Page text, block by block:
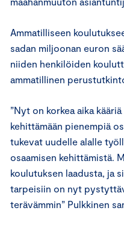
Ammatilliseen
sadan miljoonan euron
niiden henkilöiden
ammatillinen
”Nyt on korkea aika
kehittämään pienempiä
tukevat uudelle alalle
osaamisen kehittämistä.
koulutuksen laadusta, ja
tarpeisiin on nyt
terävämmin” Pulkkinen